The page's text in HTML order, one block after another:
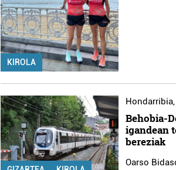
KIROLA
Hondarribia,
Behobia-
igandean
bereziak
Oarso